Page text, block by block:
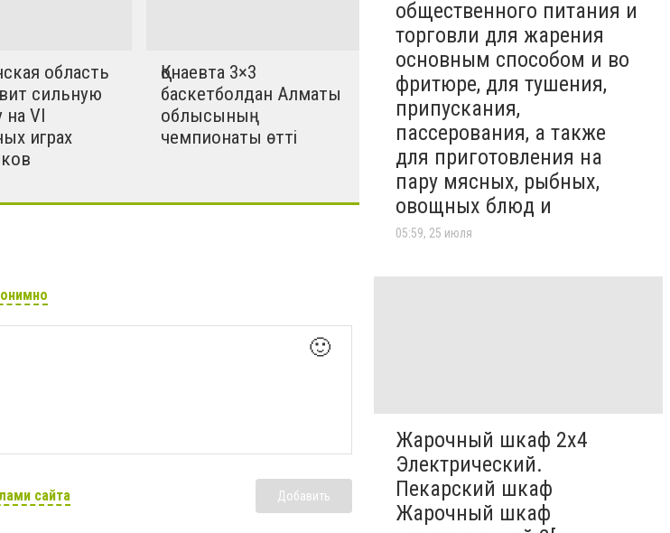
область
сильную
на VI
играх
Қонаевта 3×3
баскетболдан Алматы
облысының
чемпионаты өтті
🙂
сайта Добавить
общественного питания и
торговли для жарения
основным способом и во
фритюре, для тушения,
припускания,
пассерования, а также
для приготовления на
пару мясных, рыбных,
овощных блюд и
05:59, 25 июля
Жарочный шкаф 2х4
Электрический.
Пекарский шкаф
Жарочный шкаф